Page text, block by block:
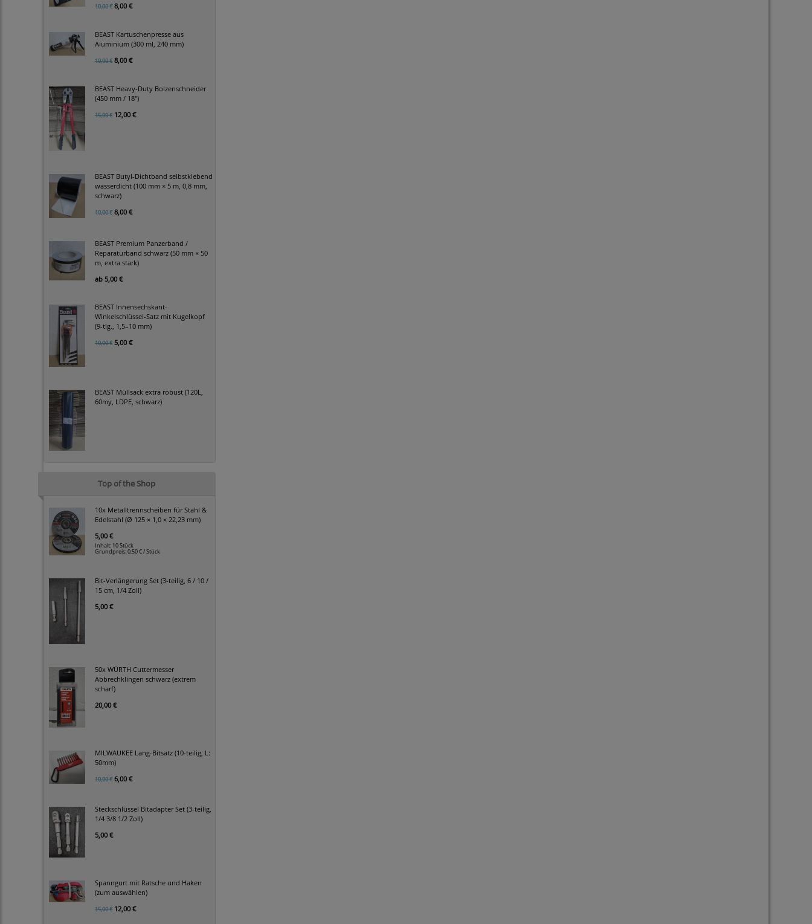
10,00 € 8,00 €
BEAST Kartuschenpresse aus
Aluminium (300 ml, 240 mm)
10,00 € 8,00 €
BEAST Heavy-Duty Bolzenschneider
(450 mm / 18")
15,00 € 12,00 €
BEAST Butyl-Dichtband selbstklebend
wasserdicht (100 mm × 5 m, 0,8 mm,
schwarz)
10,00 € 8,00 €
BEAST Premium Panzerband /
Reparaturband schwarz (50 mm × 50
m, extra stark)
ab 5,00 €
BEAST Innensechskant-
Winkelschlüssel-Satz mit Kugelkopf
(9-tlg., 1,5–10 mm)
10,00 € 5,00 €
BEAST Müllsack extra robust (120L,
60my, LDPE, schwarz)
Top of the Shop
10x Metalltrennscheiben für Stahl &
Edelstahl (Ø 125 × 1,0 × 22,23 mm)
5,00 €
Inhalt: 10 Stück
Grundpreis:0,50 € / Stück
Bit-Verlängerung Set (3-teilig, 6 / 10 /
15 cm, 1/4 Zoll)
5,00 €
50x WÜRTH Cuttermesser
Abbrechklingen schwarz (extrem
scharf)
20,00 €
MILWAUKEE Lang-Bitsatz (10-teilig, L:
50mm)
10,00 € 6,00 €
Steckschlüssel Bitadapter Set (3-teilig,
1/4 3/8 1/2 Zoll)
5,00 €
Spanngurt mit Ratsche und Haken
(zum auswählen)
15,00 € 12,00 €